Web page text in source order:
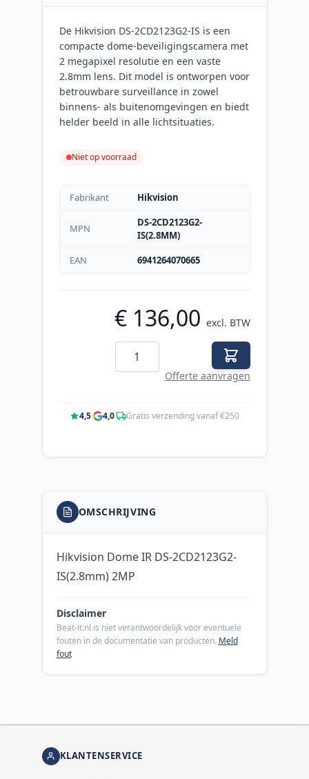
De Hikvision DS-2CD2123G2-IS is een
compacte dome-beveiligingscamera met
2 megapixel resolutie en een vaste
2.8mm lens. Dit model is ontworpen voor
betrouwbare surveillance in zowel
binnens- als buitenomgevingen en biedt
helder beeld in alle lichtsituaties.
Niet op voorraad
Fabrikant Hikvision
MPN
DS-2CD2123G2-
IS(2.8MM)
EAN
6941264070665
€ 136,00 excl. BTW
Aantal
Offerte aanvragen
4,5· 4,0· Gratis verzending vanaf €250
OMSCHRIJVING
Hikvision Dome IR DS-2CD2123G2-
IS(2.8mm) 2MP
Disclaimer
Beat-it.nl is niet verantwoordelijk voor eventuele
fouten in de documentatie van producten. Meld
fout
KLANTENSERVICE